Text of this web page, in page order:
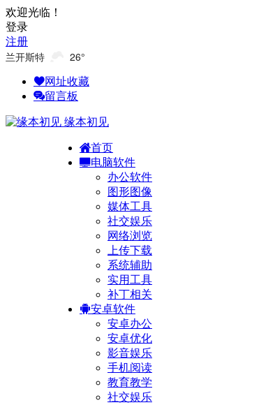
欢迎光临！
登录
注册
兰开斯特 26°
网址收藏
留言板
缘本初见
首页
电脑软件
办公软件
图形图像
媒体工具
社交娱乐
网络浏览
上传下载
系统辅助
实用工具
补丁相关
安卓软件
安卓办公
安卓优化
影音娱乐
手机阅读
教育教学
社交娱乐